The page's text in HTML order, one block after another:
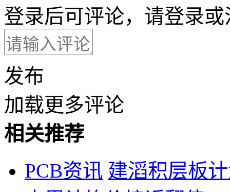
登录后可评论，请登录或
发布
加载更多评论
相关推荐
PCB资讯 建滔积层板